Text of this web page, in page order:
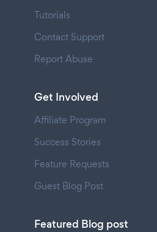
Tutorials
Contact Support
Report Abuse
Get Involved
Affiliate Program
Success Stories
Feature Requests
Guest Blog Post
Featured Blog post